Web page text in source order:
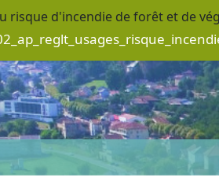
risque d'incendie de forêt et de